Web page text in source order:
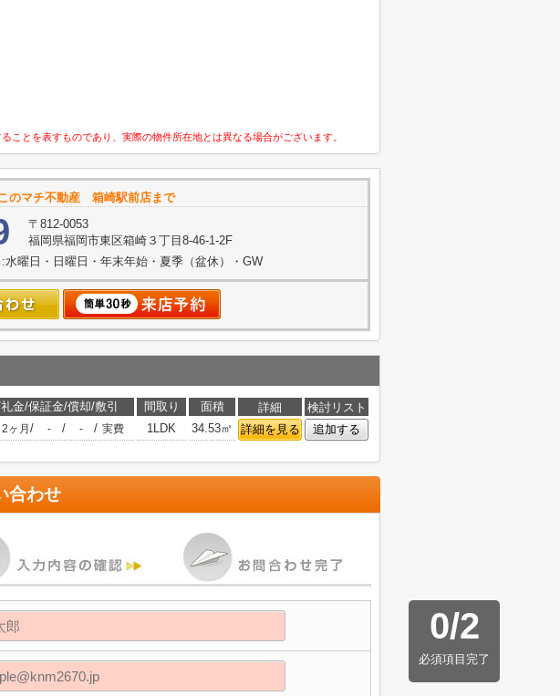
ことを表すものであり、実際の物件所在地とは異なる場合がございます。
のマチ不動産 箱崎駅前店まで
〒812-0053
福岡県福岡市東区箱崎３丁目8-46-1-2F
曜日・日曜日・年末年始・夏季（盆休）・GW
金/保証金/償却/敷引 間取り 面積 詳細
検討リスト
2ヶ月 / - / - / 実費 1LDK 34.53㎡ 詳細を見る 追加する
合わせ
0/2
必須項目完了